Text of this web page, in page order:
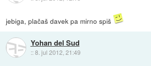
jebiga, plačaš davek pa mirno spiš
Yohan del Sud
::8. jul 2012, 21:49